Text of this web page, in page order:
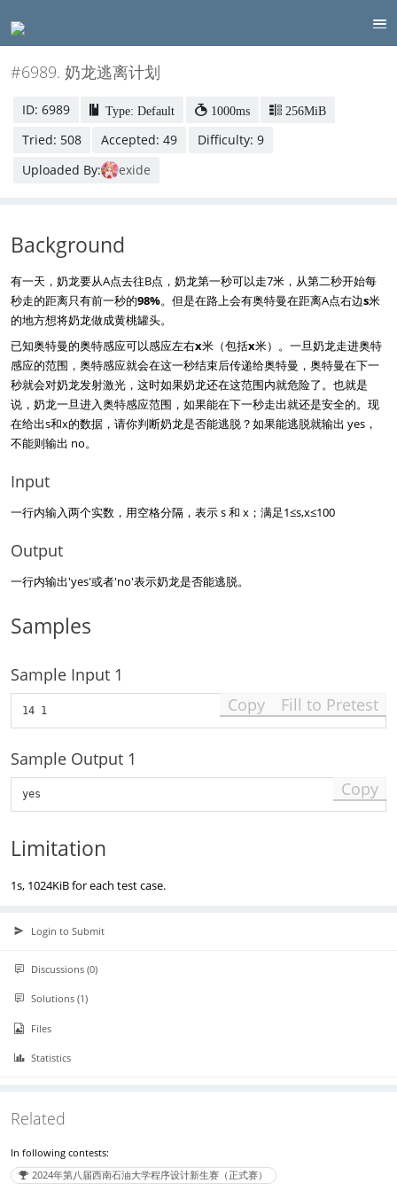
#6989. 奶龙逃离计划
ID: 6989 Type: Default 1000ms 256MiB
Tried: 508 Accepted: 49
Difficulty: 9
Uploaded By:
exide
Background
有一天，奶龙要从A点去往B点，奶龙第一秒可以走7米，从第二秒开始每
秒走的距离只有前一秒的98%。但是在路上会有奥特曼在距离A点右边s米
的地方想将奶龙做成黄桃罐头。
已知奥特曼的奥特感应可以感应左右x米（包括x米）。一旦奶龙走进奥特
感应的范围，奥特感应就会在这一秒结束后传递给奥特曼，奥特曼在下一
秒就会对奶龙发射激光，这时如果奶龙还在这范围内就危险了。也就是
说，奶龙一旦进入奥特感应范围，如果能在下一秒走出就还是安全的。现
在给出s和x的数据，请你判断奶龙是否能逃脱？如果能逃脱就输出 yes，
不能则输出 no。
Input
一行内输入两个实数，用空格分隔，表示 s 和 x；满足1≤s,x≤100
Output
一行内输出'yes'或者'no'表示奶龙是否能逃脱。
Samples
Sample Input 1
14 1 Copy Fill to Pretest
Sample Output 1
Copy
Limitation
1s, 1024KiB for each test case.
Login to Submit
Discussions (0)
Solutions (1)
Files
Statistics
Related
In following contests:
2024年第八届西南石油大学程序设计新生赛（正式赛）